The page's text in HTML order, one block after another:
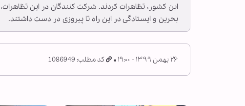
این کشور، تظاهرات کردند. شرکت کنندگان در این
بحرین و ایستادگی در این راه تا پیروزی در دست داشتند.
۲۶ بهمن ۱۳۹۹ - ۱۹:۰۰ کد مطلب: 1086949